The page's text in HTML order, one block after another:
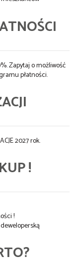
Zapytaj o możliwość
płatności.
2027 rok.
!
!